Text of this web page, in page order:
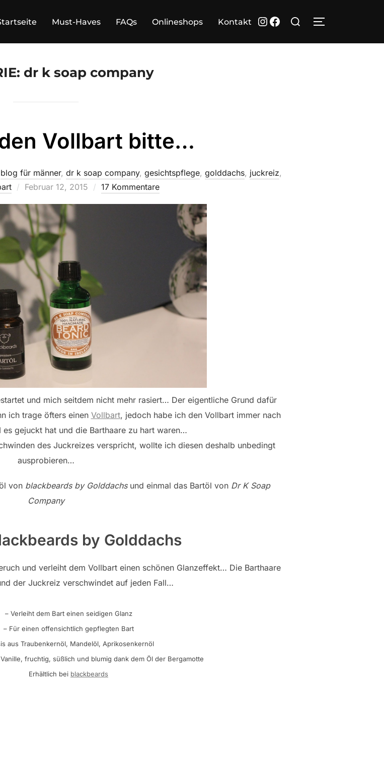
Must-Haves FAQs Onlineshops Kontakt Instagram
Facebook
Suchen
dr k soap company
Vollbart bitte…
blog für männer, dr k soap company, gesichtspflege, golddachs, juckreiz,
Veröffentlicht
Februar 12, 2015 17 Kommentare
und mich seitdem nicht mehr rasiert… Der eigentliche Grund dafür
ich trage öfters einen Vollbart, jedoch habe ich den Vollbart immer nach
gejuckt hat und die Barthaare zu hart waren…
des Juckreizes verspricht, wollte ich diesen deshalb unbedingt
ausprobieren…
von blackbeards by Golddachsund einmal das Bartöl von Dr K Soap
Company
by Golddachs
und verleiht dem Vollbart einen schönen Glanzeffekt… Die Barthaare
der Juckreiz verschwindet auf jeden Fall…
– Verleiht dem Bart einen seidigen Glanz
– Für einen offensichtlich gepflegten Bart
aus Traubenkernöl, Mandelöl, Aprikosenkernöl
fruchtig, süßlich und blumig dank dem Öl der Bergamotte
Erhältlich bei blackbeards